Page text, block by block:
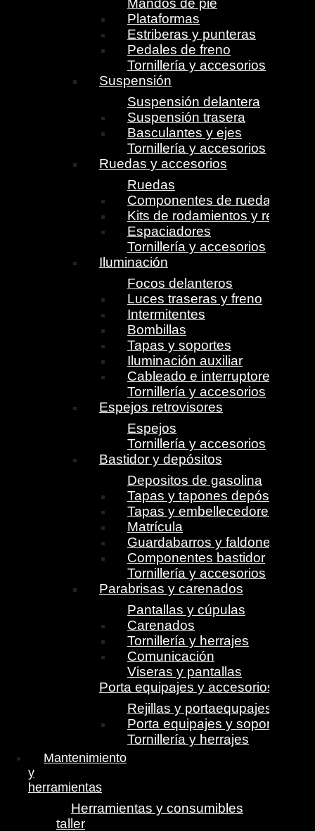
Mandos de pie
Plataformas
Estriberas y punteras
Pedales de freno
Tornillería y accesorios
Suspensión
Suspensión delantera
Suspensión trasera
Basculantes y ejes
Tornillería y accesorios
Ruedas y accesorios
Ruedas
Componentes de ruedas
Kits de rodamientos y retenes
Espaciadores
Tornillería y accesorios
Iluminación
Focos delanteros
Luces traseras y freno
Intermitentes
Bombillas
Tapas y soportes
Iluminación auxiliar
Cableado e interruptores
Tornillería y accesorios
Espejos retrovisores
Espejos
Tornillería y accesorios
Bastidor y depósitos
Depositos de gasolina
Tapas y tapones depósito
Tapas y embellecedores
Matrícula
Guardabarros y faldones
Componentes bastidor
Tornillería y accesorios
Parabrisas y carenados
Pantallas y cúpulas
Carenados
Tornillería y herrajes
Comunicación
Viseras y pantallas
Porta equipajes y accesorios
Rejillas y portaequpajes
Porta equipajes y soportes
Tornillería y herrajes
Mantenimiento
y
herramientas
Herramientas y consumibles
taller